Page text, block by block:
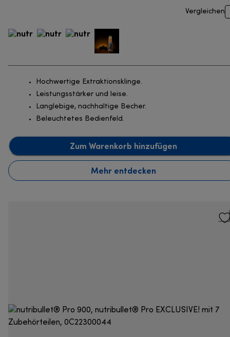
Vergleichen
Hochwertige Extraktionsklinge.
Leistungsstärker und leise.
Langlebige, nachhaltige Becher.
Beleuchtetes Bedienfeld.
Zum Warenkorb hinzufügen
Mehr entdecken